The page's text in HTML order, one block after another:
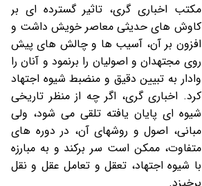
مکتب اخباری گری، تاثیر گسترده ‏ای بر
کاوش ‏های حدیثی معاصر خویش داشت و
افزون بر آن، آسیب ‏ها و چالش‏ های پیش
روی مجتهدان و اصولیان را برنمود و آنان را
وادار به تبیین دقیق و منضبط شیوه اجتهاد
کرد. اخباری گری، اگر چه از منظر تاریخی
شیوه ‏ای پایان ‏یافته تلقی می ‏شود، ولی
مبانی، اصول و روش‏های آن، در دوره‏ های
متفاوت، ممکن است سر برکند و به مبارزه
با شیوه اجتهاد، تعقل و تعامل عقل و نقل